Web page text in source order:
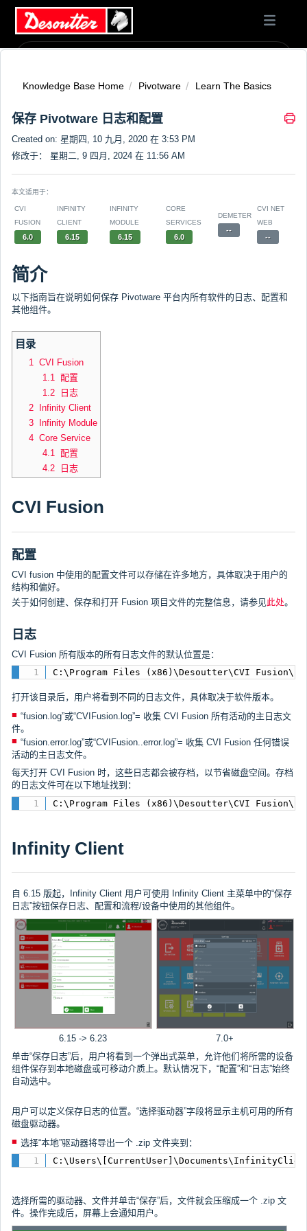
Knowledge Base Home Pivotware Learn The Basics
保存 Pivotware 日志和配置
Created on: 星期四, 10 九月, 2020 在 3:53 PM
修改于： 星期二, 9 四月, 2024 在 11:56 AM
本文适用于：
CVI
FUSION
6.0
INFINITY
CLIENT
6.15
INFINITY
MODULE
6.15
CORE
SERVICES
6.0
DEMETER
--
CVI NET
WEB
--
简介
以下指南旨在说明如何保存 Pivotware 平台内所有软件的日志、配置和
其他组件。
目录
1 CVI Fusion
1.1 配置
1.2 日志
2 Infinity Client
3 Infinity Module
4 Core Service
4.1 配置
4.2 日志
CVI Fusion
配置
CVI fusion 中使用的配置文件可以存储在许多地方，具体取决于用户的
结构和偏好。
关于如何创建、保存和打开 Fusion 项目文件的完整信息，请参见 此处。
日志
CVI Fusion 所有版本的所有日志文件的默认位置是：
C:\Program Files (x86)\Desoutter\CVI
打开该目录后，用户将看到不同的日志文件，具体取决于软件版本。
“fusion.log”或“CVIFusion.log”= 收集 CVI Fusion 所有活动的主日志文
件。
“fusion.error.log”或“CVIFusion..error.log”= 收集 CVI Fusion 任何错误
活动的主日志文件。
每天打开 CVI Fusion 时，这些日志都会被存档，以节省磁盘空间。存档
的日志文件可在以下地址找到：
C:\Program Files (x86)\Desoutter\CVI
Infinity Client
自 6.15 版起，Infinity Client 用户可使用 Infinity Client 主菜单中的“保存
日志”按钮保存日志、配置和流程/设备中使用的其他组件。
6.15 -> 6.23
7.0+
单击“保存日志”后，用户将看到一个弹出式菜单，允许他们将所需的设备
组件保存到本地磁盘或可移动介质上。默认情况下，“配置”和“日志”始终
自动选中。
用户可以定义保存日志的位置。“选择驱动器”字段将显示主机可用的所有
磁盘驱动器。
选择“本地”驱动器将导出一个 .zip 文件夹到：
选择所需的驱动器、文件并单击“保存”后，文件就会压缩成一个 .zip 文
件。操作完成后，屏幕上会通知用户。